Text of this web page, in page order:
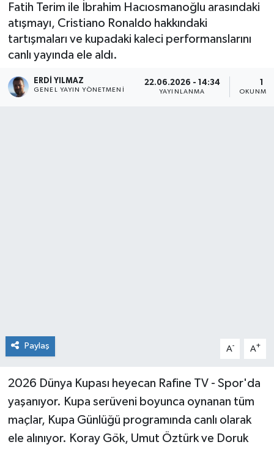
Fatih Terim ile İbrahim Hacıosmanoğlu arasındaki
atışmayı, Cristiano Ronaldo hakkındaki
tartışmaları ve kupadaki kaleci performanslarını
canlı yayında ele aldı.
ERDI YILMAZ
GENEL YAYIN YÖNETMENI
22.06.2026 - 14:34
YAYINLANMA
1
OKUNMA
Paylaş A- A+
2026 Dünya Kupası heyecan Rafine TV - Spor'da
yaşanıyor. Kupa serüveni boyunca oynanan tüm
maçlar, Kupa Günlüğü programında canlı olarak
ele alınıyor. Koray Gök, Umut Öztürk ve Doruk